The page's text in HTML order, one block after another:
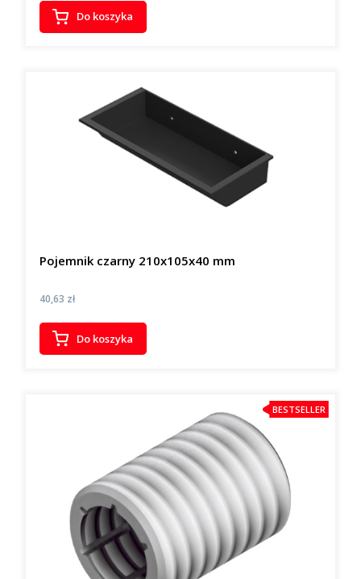
Do koszyka
Pojemnik czarny 210x105x40 mm
Cena
40,63 zł
Do koszyka
BESTSELLER